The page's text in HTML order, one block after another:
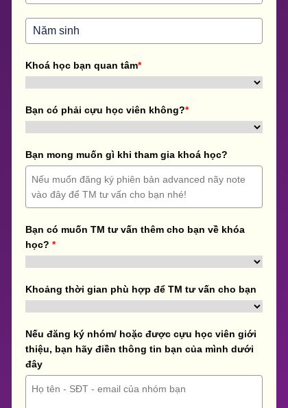
Khoá học bạn quan tâm*
Bạn có phải cựu học viên không?*
Bạn mong muốn gì khi tham gia khoá học?
Bạn có muốn TM tư vấn thêm cho bạn về khóa
học? *
Khoảng thời gian phù hợp để TM tư vấn cho bạn
Nếu đăng ký nhóm/ hoặc được cựu học viên giới
thiệu, bạn hãy điền thông tin bạn của mình dưới
đây